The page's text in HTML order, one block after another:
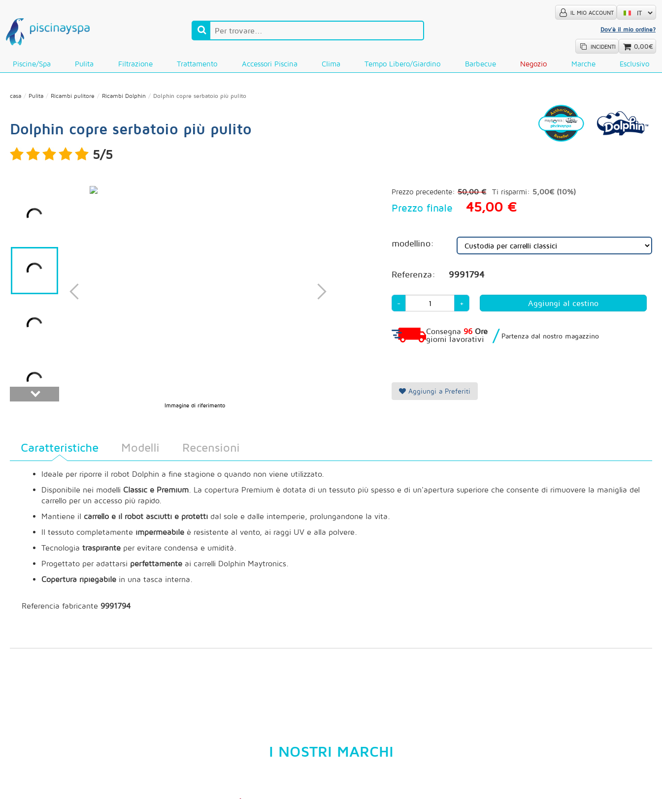
IL MIO ACCOUNT
Dov'è il mio ordine?
INCIDENTI 0,00€
Piscine/Spa Pulita Filtrazione Trattamento Accessori Piscina Clima Tempo Libero/Giardino Barbecue Negozio Marche Esclusivo
casa Pulita Ricambi pulitore Ricambi Dolphin Dolphin copre serbatoio più pulito
Dolphin copre serbatoio più pulito
5/5
Immagine di riferimento
Prezzo precedente: 50,00 € Ti risparmi: 5,00€ (10%)
Prezzo finale 45,00 €
modellino:
Referenza: 9991794
- +
Consegna 96 Ore
giorni lavorativi
/ Partenza dal nostro magazzino
Aggiungi a Preferiti
Caratteristiche Modelli Recensioni
Ideale per riporre il robot Dolphin a fine stagione o quando non viene utilizzato.
Disponibile nei modelli Classic e Premium . La copertura Premium è dotata di un tessuto più spesso e di un'apertura superiore che consente di rimuovere la maniglia del
carrello per un accesso più rapido.
Mantiene il carrello e il robot asciutti e protetti dal sole e dalle intemperie, prolungandone la vita.
Il tessuto completamente impermeabile è resistente al vento, ai raggi UV e alla polvere.
Tecnologia traspirante per evitare condensa e umidità.
Progettato per adattarsi perfettamente ai carrelli Dolphin Maytronics.
Copertura ripiegabile in una tasca interna.
Referencia fabricante 9991794
I NOSTRI MARCHI